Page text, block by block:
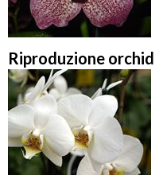
Riproduzione